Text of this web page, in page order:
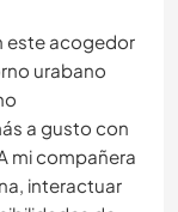
este acogedor
urabano
a gusto con
mi compañera
interactuar